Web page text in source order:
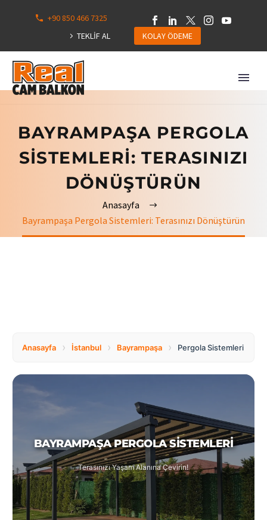
+90 850 466 7325
TEKLİF AL
KOLAY ÖDEME
BAYRAMPAŞA PERGOLA
SISTEMLERI: TERASINIZI
DÖNÜŞTÜRÜN
Anasayfa
Bayrampaşa Pergola Sistemleri: Terasınızı Dönüştürün
Anasayfa › İstanbul › Bayrampaşa › Pergola Sistemleri
BAYRAMPAŞA PERGOLA SISTEMLERI
Terasınızı Yaşam Alanına Çevirin!
113
Hepsini
Göster
Bulgaria
Canada
Czech
Republic
Netherlands
Poland
Romania
Switzerland
Turkey